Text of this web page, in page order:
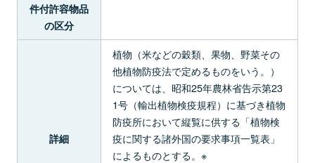
件付許容物品
の区分
詳細
植物（米などの穀類、果物、野菜その
他植物防疫法で定めるものをいう。）
については、昭和25年農林省告示第23
1号（輸出植物検疫規程）に基づき植物
防疫所において縦覧に供する「植物検
疫に関する諸外国の要求事項一覧表」
によるものとする。※